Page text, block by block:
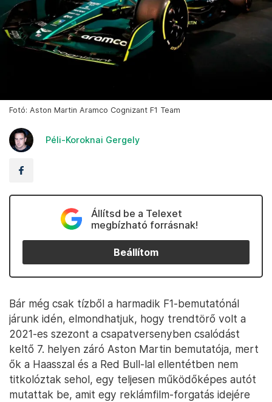
Fotó: Aston Martin Aramco Cognizant F1 Team
Péli-Koroknai Gergely
Állítsd be a Telexet
megbízható forrásnak!
Beállítom
Bár még csak tízből a harmadik F1-bemutatónál
járunk idén, elmondhatjuk, hogy trendtörő volt a
2021-es szezont a csapatversenyben csalódást
keltő 7. helyen záró Aston Martin bemutatója, mert
ők a Haasszal és a Red Bull-lal ellentétben nem
titkolóztak sehol, egy teljesen működőképes autót
mutattak be, amit egy reklámfilm-forgatás idejére